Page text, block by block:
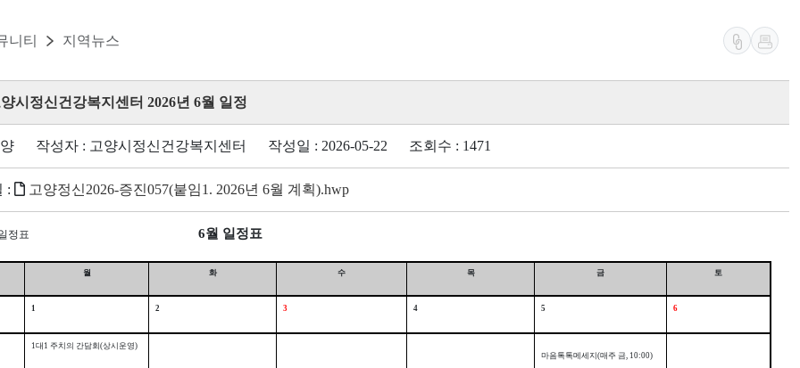
니티 지역뉴스
시정신건강복지센터 2026년 6월 일정
양 작성자 : 고양시정신건강복지센터 작성일 : 2026-05-22 조회수 : 1471
: 고양정신2026-증진057(붙임1. 2026년 6월 계획).hwp
일정표 6월 일정표
월 화 수 목 금 토
1 2 3 4 5 6
1대 1 주치의 간담회(상시운영)
마음톡톡메세지(매주 금, 10:00)